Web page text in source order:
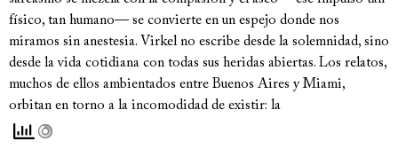
físico, tan humano— se convierte en un espejo donde nos
miramos sin anestesia. Virkel no escribe desde la solemnidad, sino
desde la vida cotidiana con todas sus heridas abiertas. Los relatos,
muchos de ellos ambientados entre Buenos Aires y Miami,
orbitan en torno a la incomodidad de existir: la